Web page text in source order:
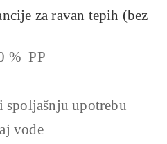
za ravan tepih (bez
% PP
spoljašnju upotrebu
vode